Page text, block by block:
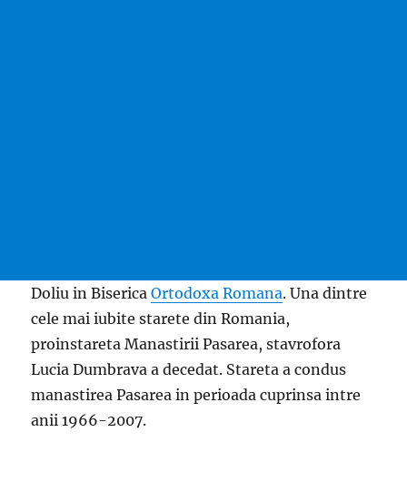
Doliu in BisericaOrtodoxa Romana. Una dintre
cele mai iubite starete din Romania,
proinstareta Manastirii Pasarea, stavrofora
Lucia Dumbrava a decedat. Stareta a condus
manastirea Pasarea in perioada cuprinsa intre
anii 1966-2007.